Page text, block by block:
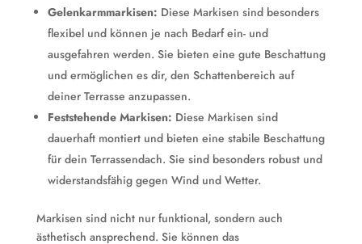
Gelenkarmmarkisen: Diese Markisen sind besonders
flexibel und können je nach Bedarf ein- und
ausgefahren werden. Sie bieten eine gute Beschattung
und ermöglichen es dir, den Schattenbereich auf
deiner Terrasse anzupassen.
Feststehende Markisen: Diese Markisen sind
dauerhaft montiert und bieten eine stabile Beschattung
für dein Terrassendach. Sie sind besonders robust und
widerstandsfähig gegen Wind und Wetter.
Markisen sind nicht nur funktional, sondern auch
ästhetisch ansprechend. Sie können das